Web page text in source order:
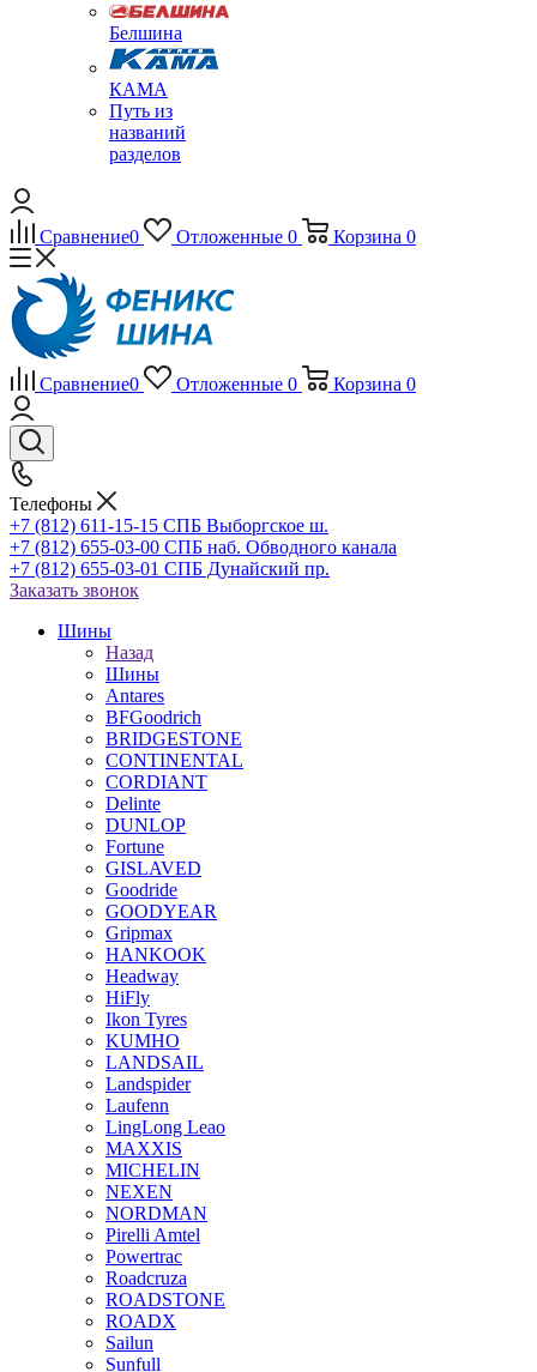
Белшина
КАМА
Путь из
названий
разделов
Сравнение0 Отложенные 0 Корзина 0
Сравнение0 Отложенные 0 Корзина 0
Телефоны
+7 (812) 611-15-15 СПБ Выборгское ш.
+7 (812) 655-03-00 СПБ наб. Обводного канала
+7 (812) 655-03-01 СПБ Дунайский пр.
Заказать звонок
Шины
Назад
Шины
Antares
BFGoodrich
BRIDGESTONE
CONTINENTAL
CORDIANT
Delinte
DUNLOP
Fortune
GISLAVED
Goodride
GOODYEAR
Gripmax
HANKOOK
Headway
HiFly
Ikon Tyres
KUMHO
LANDSAIL
Landspider
Laufenn
LingLong Leao
MAXXIS
MICHELIN
NEXEN
NORDMAN
Pirelli Amtel
Powertrac
Roadcruza
ROADSTONE
ROADX
Sailun
Sunfull